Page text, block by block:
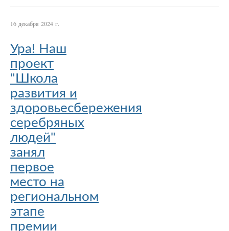
16 декабря 2024 г.
Ура! Наш
проект
"Школа
развития и
здоровьесбережения
серебряных
людей"
занял
первое
место на
региональном
этапе
премии